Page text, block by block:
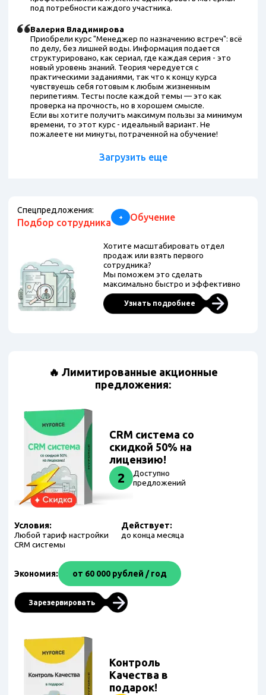
под потребности каждого участника.
Валерия Владимирова
Приобрели курс "Менеджер по назначению встреч": всё
по делу, без лишней воды. Информация подается
структурировано, как сериал, где каждая серия - это
новый уровень знаний. Теория чередуется с
практическими заданиями, так что к концу курса
чувствуешь себя готовым к любым жизненным
перипетиям. Тесты после каждой темы — это как
проверка на прочность, но в хорошем смысле.
Если вы хотите получить максимум пользы за минимум
времени, то этот курс - идеальный вариант. Не
пожалеете ни минуты, потраченной на обучение!
Загрузить еще
Спецпредложения:
Подбор сотрудника
+ Обучение
Хотите масштабировать отдел
продаж или взять первого
сотрудника?
Мы поможем это сделать
максимально быстро и эффективно
Узнать подробнее
🔥 Лимитированные акционные
предложения:
CRM система со
скидкой 50% на
лицензию!
2
Доступно
предложений
Условия:
Любой тариф настройки
CRM системы
Действует:
до конца месяца
Экономия: от 60 000 рублей / год
Зарезервировать
Контроль
Качества в
подарок!